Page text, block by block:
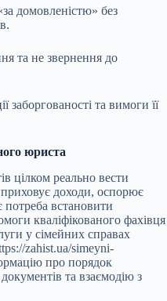
домовленістю» без
та не звернення до
заборгованості та вимоги її
юриста
цілком реально вести
доходи, оспорює
потреба встановити
кваліфікованого фахівця
у сімейних справах
zahist.ua/simeyni-
про порядок
та взаємодію з